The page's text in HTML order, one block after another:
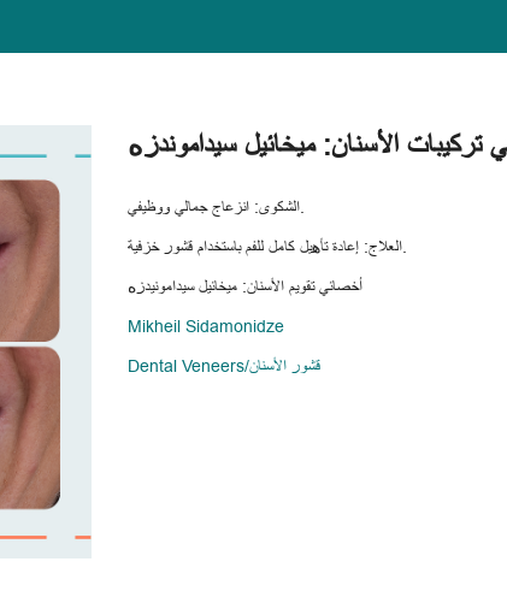
تركيبات الأسنان: ميخائيل سيداموندزه
الشكوى: انزعاج جمالي ووظيفي.
العلاج: إعادة تأهيل كامل للفم باستخدام قشور خزفية.
أخصائي تقويم الأسنان: ميخائيل سيدامونيدزه
Mikheil Sidamonidze
Dental Veneers/قشور الأسنان